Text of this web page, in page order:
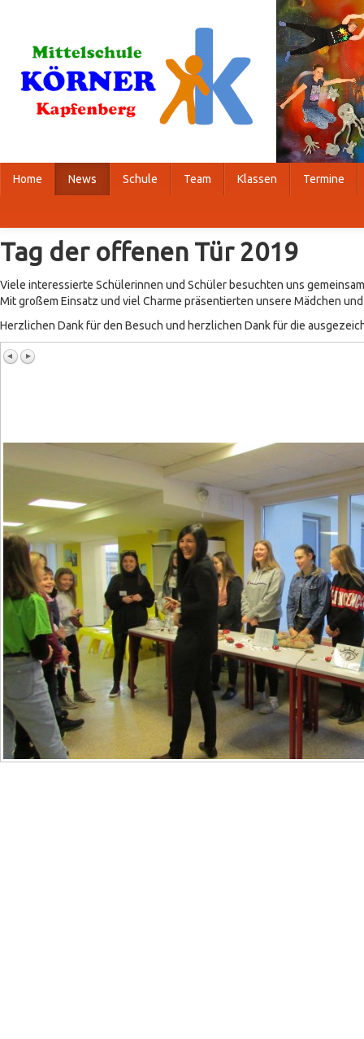
Home News Schule Team Klassen Termine
Tag der offenen Tür 2019
Viele interessierte Schülerinnen und Schüler besuchten uns
Mit großem Einsatz und viel Charme präsentierten unsere Mädchen
Herzlichen Dank für den Besuch und herzlichen Dank für die